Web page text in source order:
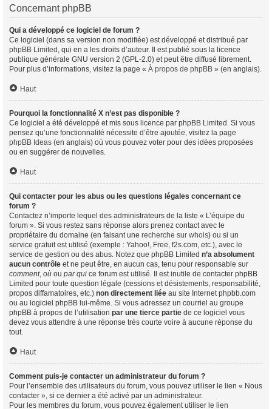
Concernant phpBB
Qui a développé ce logiciel de forum ?
Ce logiciel (dans sa version non modifiée) est développé et distribué par
phpBB Limited , qui en a les droits d’auteur. Il est publié sous la licence
publique générale GNU version 2 (GPL-2.0) et peut être diffusé librement.
Pour plus d’informations, visitez la page « À propos de phpBB » (en anglais).
Haut
Pourquoi la fonctionnalité X n’est pas disponible ?
Ce logiciel a été développé et mis sous licence par phpBB Limited. Si vous
pensez qu’une fonctionnalité nécessite d’être ajoutée, visitez la page
phpBB Ideas (en anglais) où vous pouvez voter pour des idées proposées
ou en suggérer de nouvelles.
Haut
Qui contacter pour les abus ou les questions légales concernant ce
forum ?
Contactez n’importe lequel des administrateurs de la liste « L’équipe du
forum ». Si vous restez sans réponse alors prenez contact avec le
propriétaire du domaine (en faisant une recherche sur whois) ou si un
service gratuit est utilisé (exemple : Yahoo!, Free, f2s.com, etc.), avec le
service de gestion ou des abus. Notez que phpBB Limited n’a absolument
aucun contrôle et ne peut être, en aucun cas, tenu pour responsable sur
comment, où ou par qui ce forum est utilisé. Il est inutile de contacter phpBB
Limited pour toute question légale (cessions et désistements, responsabilité,
propos diffamatoires, etc.) non directement liée au site Internet phpbb.com
ou au logiciel phpBB lui-même. Si vous adressez un courriel au groupe
phpBB à propos de l’utilisation par une tierce partie de ce logiciel vous
devez vous attendre à une réponse très courte voire à aucune réponse du
tout.
Haut
Comment puis-je contacter un administrateur du forum ?
Pour l’ensemble des utilisateurs du forum, vous pouvez utiliser le lien « Nous
contacter », si ce dernier a été activé par un administrateur.
Pour les membres du forum, vous pouvez également utiliser le lien